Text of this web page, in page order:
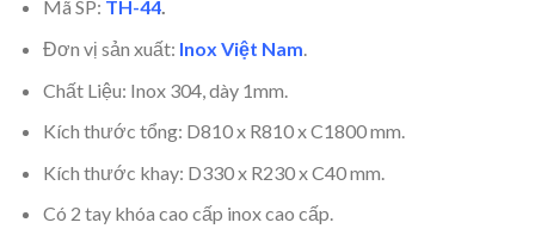
Mã SP: TH-44.
Đơn vị sản xuất: Inox Việt Nam.
Chất Liệu: Inox 304, dày 1mm.
Kích thước tổng: D810 x R810 x C1800 mm.
Kích thước khay: D330 x R230 x C40 mm.
Có 2 tay khóa cao cấp inox cao cấp.